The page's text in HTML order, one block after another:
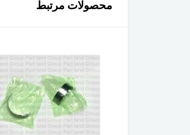
محصولات مرتبط